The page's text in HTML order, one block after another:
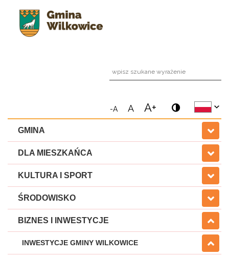
-A A A+
GMINA
DLA MIESZKAŃCA
KULTURA I SPORT
ŚRODOWISKO
BIZNES I INWESTYCJE
INWESTYCJE GMINY WILKOWICE